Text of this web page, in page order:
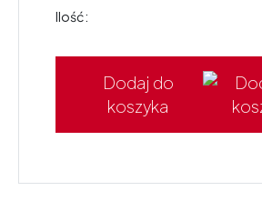
Ilość:
Dodaj do
koszyka